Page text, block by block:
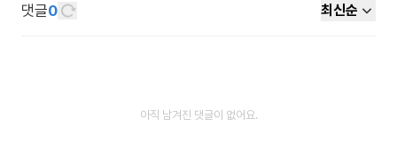
댓글0 최신순
아직 남겨진 댓글이 없어요.